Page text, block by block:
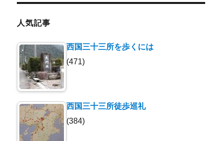
ブ
人気記事
西国三十三所を歩くには
(471)
西国三十三所徒歩巡礼
(384)